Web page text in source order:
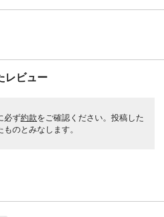
レビュー
必ず約款をご確認ください。投稿した
のとみなします。